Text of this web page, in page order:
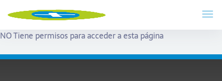
NO Tiene permisos para acceder a esta página